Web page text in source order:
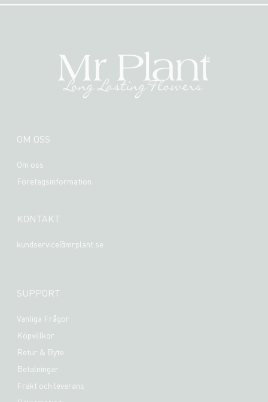
OM OSS
Om oss
Företagsinformation
KONTAKT
kundservice@mrplant.se
SUPPORT
Vanliga Frågor
Köpvillkor
Retur & Byte
Betalningar
Frakt och leverans